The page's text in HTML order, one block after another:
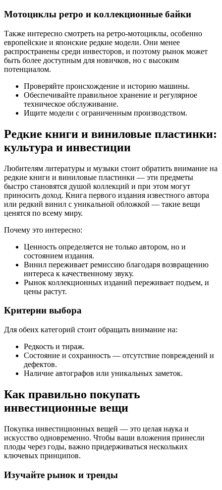
Мотоциклы ретро и коллекционные байки
Также интересно смотреть на ретро-мотоциклы, особенно
европейские и японские редкие модели. Они менее
распространены среди инвесторов, и поэтому рынок может
быть более доступным для новичков, но с высоким
потенциалом.
Проверяйте происхождение и историю машины.
Обеспечивайте правильное хранение и регулярное
техническое обслуживание.
Ищите модели с ограниченным производством.
Редкие книги и виниловые пластинки:
культура и инвестиции
Любителям литературы и музыки стоит обратить внимание на
редкие книги и виниловые пластинки — эти предметы
быстро становятся душой коллекций и при этом могут
приносить доход. Книга первого издания известного автора
или редкий винил с уникальной обложкой — такие вещи
ценятся по всему миру.
Почему это интересно:
Ценность определяется не только автором, но и
состоянием издания.
Винил переживает ремиссию благодаря возвращению
интереса к качественному звуку.
Рынок коллекционных изданий переживает подъем, и
цены растут.
Критерии выбора
Для обеих категорий стоит обращать внимание на:
Редкость и тираж.
Состояние и сохранность — отсутствие повреждений и
дефектов.
Наличие автографов или уникальных заметок.
Как правильно покупать
инвестиционные вещи
Покупка инвестиционных вещей — это целая наука и
искусство одновременно. Чтобы ваши вложения принесли
плоды через годы, важно придерживаться нескольких
ключевых принципов.
Изучайте рынок и тренды